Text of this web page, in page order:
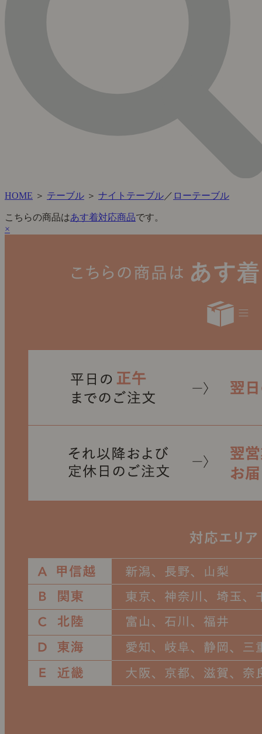
HOME ＞ テーブル ＞ ナイトテーブル ／ ローテーブル
こちらの商品はあす着対応商品です。
×